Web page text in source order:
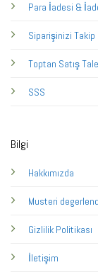
Para İadesi &
Siparişinizi Takip
Toptan Satış
SSS
Bilgi
Hakkımızda
Musteri
Gizlilik Politikası
İletişim